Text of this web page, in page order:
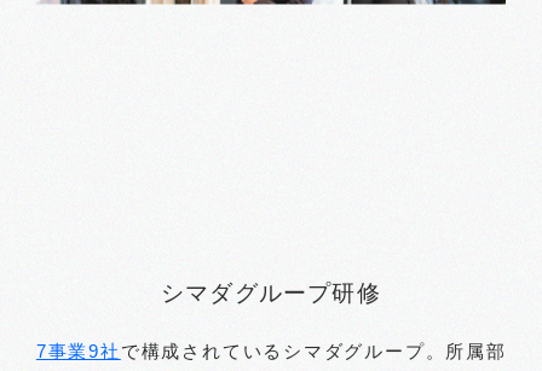
シマダグループ研修
7事業9社 で構成されているシマダグループ。所属部